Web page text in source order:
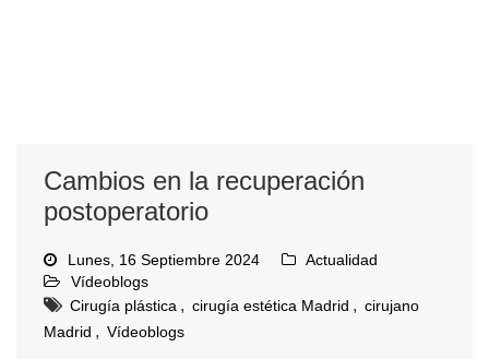
Cambios en la recuperación
postoperatorio
Lunes, 16 Septiembre 2024
Actualidad
Vídeoblogs
Cirugía plástica , cirugía estética Madrid , cirujano
Madrid , Vídeoblogs